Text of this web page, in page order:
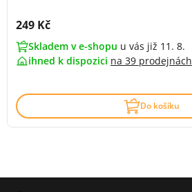
Cena s DPH:
249 Kč
Skladem v e-shopu u vás již 11. 8.
ihned k dispozici na 39 prodejnách
Do košíku